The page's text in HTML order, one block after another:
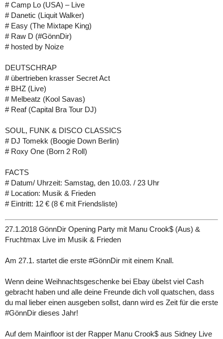
# Camp Lo (USA) – Live
# Danetic (Liquit Walker)
# Easy (The Mixtape King)
# Raw D (#GönnDir)
# hosted by Noize
DEUTSCHRAP
# übertrieben krasser Secret Act
# BHZ (Live)
# Melbeatz (Kool Savas)
# Reaf (Capital Bra Tour DJ)
SOUL, FUNK & DISCO CLASSICS
# DJ Tomekk (Boogie Down Berlin)
# Roxy One (Born 2 Roll)
FACTS
# Datum/ Uhrzeit: Samstag, den 10.03. / 23 Uhr
# Location: Musik & Frieden
# Eintritt: 12 € (8 € mit Friendsliste)
27.1.2018 GönnDir Opening Party mit Manu Crook$ (Aus) &
Fruchtmax Live im Musik & Frieden
Am 27.1. startet die erste #GönnDir mit einem Knall.
Wenn deine Weihnachtsgeschenke bei Ebay übelst viel Cash
gebracht haben und alle deine Freunde dich voll quatschen, dass
du mal lieber einen ausgeben sollst, dann wird es Zeit für die erste
#GönnDir dieses Jahr!
Auf dem Mainfloor ist der Rapper Manu Crook$ aus Sidney Live